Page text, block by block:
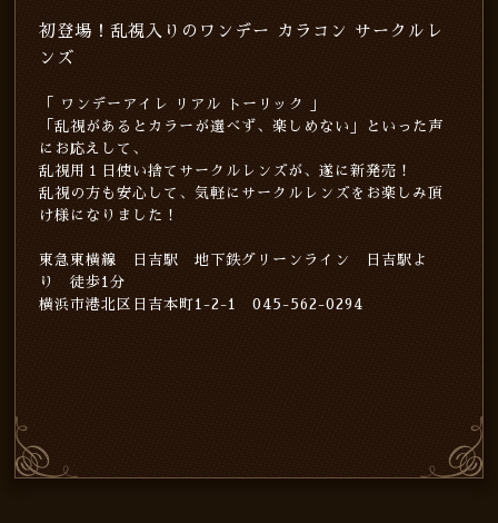
初登場！乱視入りのワンデー カラコン サークルレ
ンズ
「 ワンデーアイレ リアル トーリック 」
「乱視があるとカラーが選べず、楽しめない」といった声
にお応えして、
乱視用１日使い捨てサークルレンズが、遂に新発売！
乱視の方も安心して、気軽にサークルレンズをお楽しみ頂
け様になりました！
東急東横線 日吉駅 地下鉄グリーンライン 日吉駅よ
り 徒歩1分
横浜市港北区日吉本町1-2-1 045-562-0294